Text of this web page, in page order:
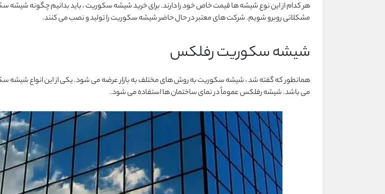
هر کدام از این نوع شیشه ها قیمت خاص خود را دارند. برای خرید شیشه سکوریت ، باید بدانیم چگونه
مشکلاتی روبرو شویم. شرکت های معتبر در حال حاضر شیشه سکوریت را تولید و نصب می کنند.
شیشه سکوریت رفلکس
همانطور که گفته شد ، شیشه سکوریت به روش های مختلف به بازار عرضه می شود. یکی از این انواع شیشه
می باشد. شیشه رفلکس عموماً در نمای ساختمان ها استفاده می شود.